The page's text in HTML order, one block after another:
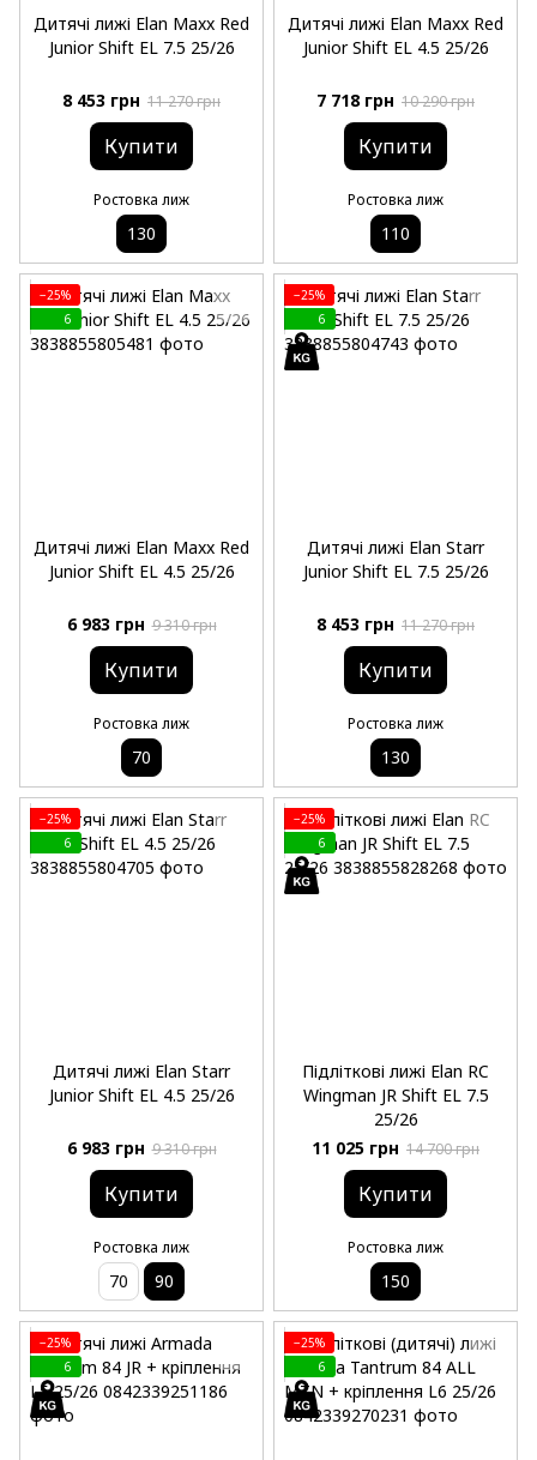
Дитячі лижі Elan Maxx Red
Junior Shift EL 7.5 25/26
8 453 грн 11 270 грн
Купити
Ростовка лиж
130
Дитячі лижі Elan Maxx Red
Junior Shift EL 4.5 25/26
7 718 грн 10 290 грн
Купити
Ростовка лиж
110
−25%
6
Дитячі лижі Elan Maxx Red
Junior Shift EL 4.5 25/26
6 983 грн 9 310 грн
Купити
Ростовка лиж
70
−25%
6
Дитячі лижі Elan Starr
Junior Shift EL 7.5 25/26
8 453 грн 11 270 грн
Купити
Ростовка лиж
130
−25%
6
Дитячі лижі Elan Starr
Junior Shift EL 4.5 25/26
6 983 грн 9 310 грн
Купити
Ростовка лиж
70 90
−25%
6
Підліткові лижі Elan RC
Wingman JR Shift EL 7.5
25/26
11 025 грн 14 700 грн
Купити
Ростовка лиж
150
−25%
6
−25%
6